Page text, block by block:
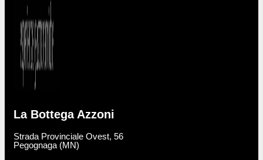
La Bottega Azzoni
Strada Provinciale Ovest, 56
Pegognaga (MN)